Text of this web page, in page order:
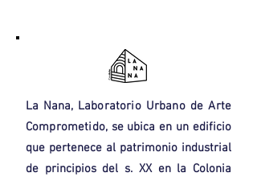
La Nana, Laboratorio Urbano de Arte
Comprometido, se ubica en un edificio
que pertenece al patrimonio industrial
de principios del s. XX en la Colonia